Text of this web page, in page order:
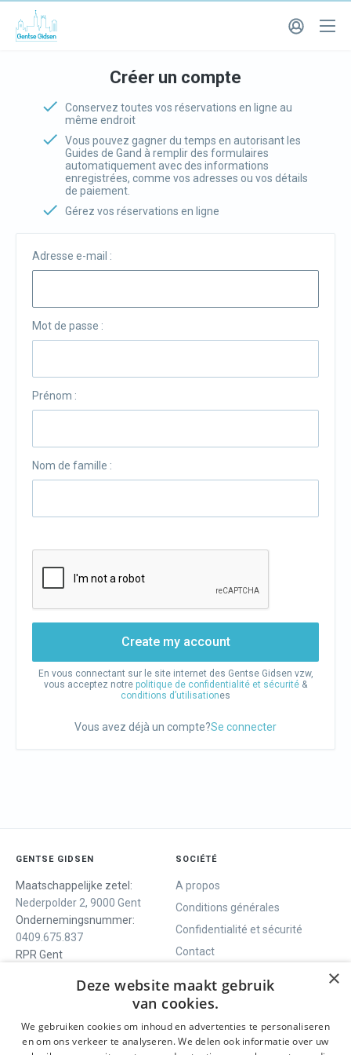
Créer un compte
Conservez toutes vos réservations en ligne au
même endroit
Vous pouvez gagner du temps en autorisant les
Guides de Gand à remplir des formulaires
automatiquement avec des informations
enregistrées, comme vos adresses ou vos détails
de paiement.
Gérez vos réservations en ligne
Adresse e-mail :
Mot de passe :
Prénom :
Nom de famille :
Create my account
En vous connectant sur le site internet des Gentse Gidsen vzw,
vous acceptez notre politique de confidentialité et sécurité &
conditions d’utilisationes
Vous avez déjà un compte?Se connecter
GENTSE GIDSEN
Maatschappelijke zetel:
Nederpolder 2, 9000 Gent
Ondernemingsnummer:
0409.675.837
RPR Gent
SOCIÉTÉ
A propos
Conditions générales
Confidentialité et sécurité
Contact
Visites guidées
SOCIALS
Facebook
×
Deze website maakt gebruik
van cookies.
We gebruiken cookies om inhoud en advertenties te personaliseren
en om ons verkeer te analyseren. We delen ook informatie over uw